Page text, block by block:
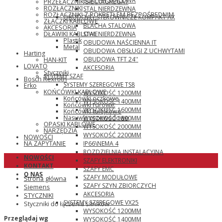
STAL NIERDZEWNA
OBUDOWY STEROWNICZE KOMPAKT AX
BLACHA STALOWA
STAL NIERDZEWNA
OBUDOWA NAŚCIENNA IT
OBUDOWA OBSŁUGI Z UCHWYTAMI
OBUDOWA TFT 24''
AKCESORIA
SYSTEMY SZAF
SYSTEMY SZEREGOWE TS8
WYSOKOŚĆ 1200MM
WYSOKOŚĆ 1400MM
WYSOKOŚĆ 1600MM
WYSOKOŚĆ 1800MM
WYSOKOŚĆ 2000MM
WYSOKOŚĆ 2200MM
IP66\NEMA 4
ROZDZIELNIA INSTALACYJNA
SZAFY ELEKTRONIKI
SZAFY EMC
SZAFY MODUŁOWE
SZAFY SZYN ZBIORCZYCH
AKCESORIA
SYSTEMY SZEREGOWE VX25
WYSOKOŚĆ 1200MM
WYSOKOŚĆ 1400MM
PRZEŁĄCZNIK SIEĆ\AGREGAT
ROZŁĄCZNIKI
ROZŁĄCZNIKI Z POKRĘTŁEM BEZPOŚREDNIM
ZŁĄCZKI KABLOWE
AKCESORIA
DŁAWIKI KABLOWE
Plastik
Metal
Harting
HAN-KIT
LOVATO
Styczniki
Bosch Rexroth
Erko
KOŃCÓWKI KABLOWE
Końcówki oczkowe
Końcówki rurowe
Końcówki tulejkowe
Nasuwki przewodowe
OPASKI KABLOWE
NARZĘDZIA
NOWOŚCI
NA ZAPYTANIE
NOWOŚCI
KONTAKT
O NAS
Strona główna
Siemens
STYCZNIKI
Styczniki do łączenia silników
Przeglądaj wg